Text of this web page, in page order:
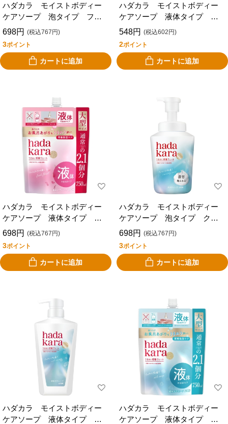
ハダカラ モイストボディー
ケアソープ 泡タイプ フロ
ーラルブーケの香り 本体
698円 (税込767円)
3ポイント
カートに追加
ハダカラ モイストボディー
ケアソープ 液体タイプ フ
ローラル 本体 ４８０ｍｌ
548円 (税込602円)
2ポイント
カートに追加
ハダカラ モイストボディー
ケアソープ 液体タイプ フ
ローラル 詰替 大 ７５０
698円 (税込767円)
3ポイント
カートに追加
ハダカラ モイストボディー
ケアソープ 泡タイプ クリ
ーミーソープ 本体 ５４０
698円 (税込767円)
3ポイント
カートに追加
ハダカラ モイストボディー
ケアソープ 液体タイプ リ
ハダカラ モイストボディー
ケアソープ 液体タイプ リ